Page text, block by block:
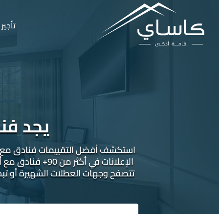
يجد
استكشف أفضل التقييمات فنادق مع
تتصفح وجهات العطلات الشهيرة أو